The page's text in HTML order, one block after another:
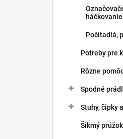
háčkovanie
Počítadlá,
Potreby pre
Rôzne
Spodné
Stuhy, čipky
Šikmý prúžok